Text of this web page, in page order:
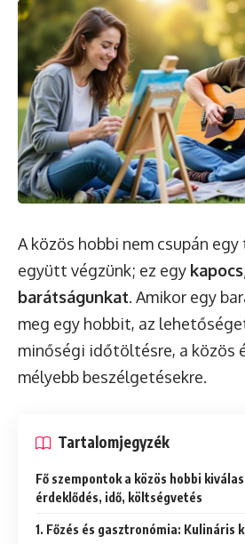
A közös hobbi nem csupán
együtt végzünk; ez egy
barátságunkat. Amikor egy
meg egy hobbit, az
minőségi időtöltésre, a közös
mélyebb beszélgetésekre.
Tartalomjegyzék
Fő szempontok a közös hobbi
érdeklődés, idő, költségvetés
1. Főzés és gasztronómia: Kulináris